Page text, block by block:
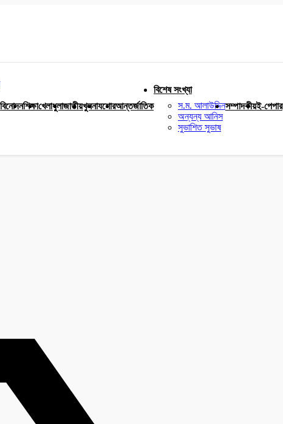
বিনোদনশিক্ষাখেলাধুলাজাতীয়খুলনাযশোরআন্তর্জাতিক
বিশেষ সংখ্যা
স.ম. আলাউদ্দিন
অন্যন্য আনিস
সুভাশিত সুভাষ
সম্পাদকীয়ই-পেপার